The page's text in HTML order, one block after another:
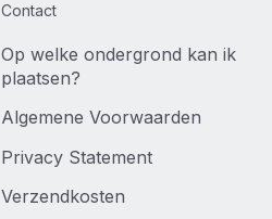
Contact
Op welke ondergrond kan ik
plaatsen?
Algemene Voorwaarden
Privacy Statement
Verzendkosten